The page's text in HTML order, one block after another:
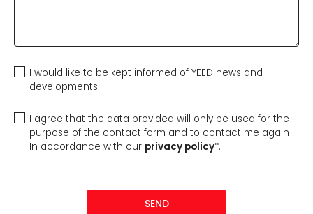
I would like to be kept informed of YEED news and
developments
I agree that the data provided will only be used for the
purpose of the contact form and to contact me again –
In accordance with our privacy policy*.
SEND